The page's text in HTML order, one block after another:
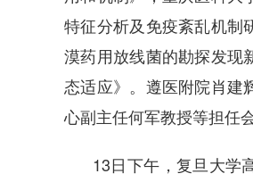
特征分析及免疫紊乱机制
漠药用放线菌的勘探发现
态适应》。遵医附院肖建
心副主任何军教授等担任
13日下午，复旦大学